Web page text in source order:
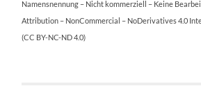
Namensnennung – Nicht kommerziell – Keine
Attribution – NonCommercial – NoDerivatives 4.0
(CC BY-NC-ND 4.0)